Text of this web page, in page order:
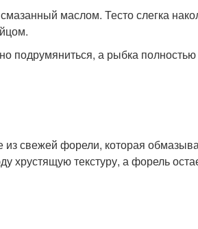
маслом. Тесто слегка
подрумяниться, а рыбка полностью
свежей форели, которая
хрустящую текстуру, а форель